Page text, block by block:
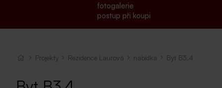
fotogalerie
postup při koupi
Projekty Rezidence Laurová nabídka Byt B3.4